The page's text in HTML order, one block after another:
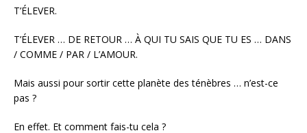
T’ÉLEVER.
T’ÉLEVER … DE RETOUR … À QUI TU SAIS QUE TU ES … DANS
/ COMME / PAR / L’AMOUR.
Mais aussi pour sortir cette planète des ténèbres … n’est-ce
pas ?
En effet. Et comment fais-tu cela ?